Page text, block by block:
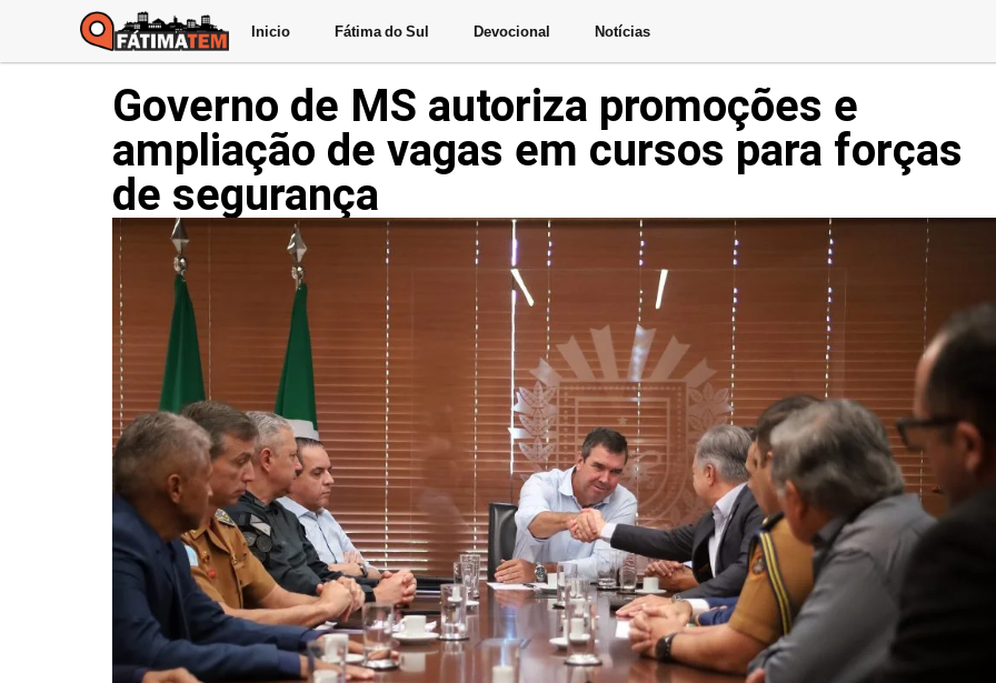
Inicio Fátima do Sul Devocional Notícias
Governo de MS autoriza promoções e
ampliação de vagas em cursos para forças
de segurança